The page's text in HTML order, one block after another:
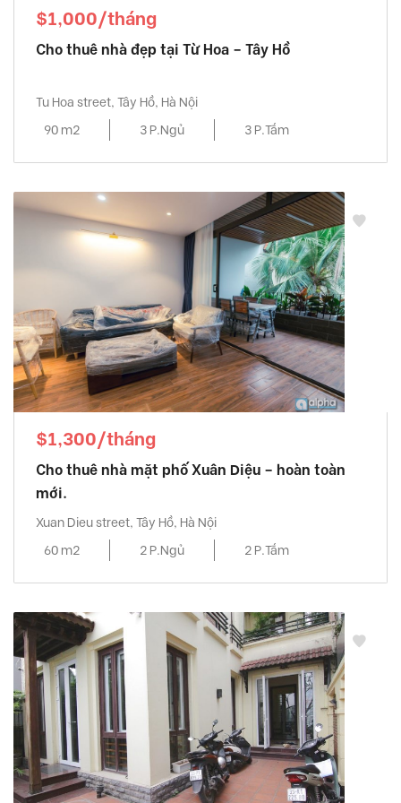
$1,000/tháng
Cho thuê nhà đẹp tại Từ Hoa – Tây Hồ
Tu Hoa street, Tây Hồ, Hà Nội
90 m2
3 P.Ngủ 3 P.Tắm
$1,300/tháng
Cho thuê nhà mặt phố Xuân Diệu – hoàn toàn
mới.
Xuan Dieu street, Tây Hồ, Hà Nội
60 m2
2 P.Ngủ 2 P.Tắm